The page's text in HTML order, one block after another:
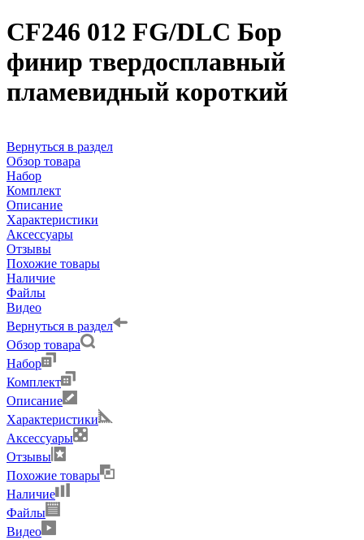
CF246 012 FG/DLC Бор
финир твердосплавный
пламевидный короткий
Вернуться в раздел
Обзор товара
Набор
Комплект
Описание
Характеристики
Аксессуары
Отзывы
Похожие товары
Наличие
Файлы
Видео
Вернуться в раздел
Обзор товара
Набор
Комплект
Описание
Характеристики
Аксессуары
Отзывы
Похожие товары
Наличие
Файлы
Видео